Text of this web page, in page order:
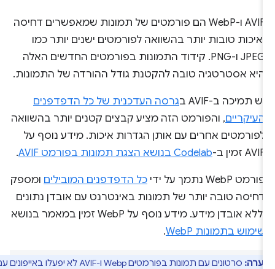
‫AVIF ו-WebP הם פורמטים של תמונות שמאפשרים דחיסה
ואיכות טובות יותר בהשוואה לפורמטים ישנים יותר כמו
JPEG ו-PNG. קידוד התמונות בפורמטים החדשים האלה
היא אסטרטגיה טובה להקטנת גודל ההורדה של התמונות.
יש תמיכה ב-AVIF ב
גרסה העדכנית של כל הדפדפנים
העיקריים, והפורמט הזה מציע קבצים קטנים יותר בהשוואה
לפורמטים אחרים עם אותן הגדרות איכות. מידע נוסף על
AVIF זמין ב-
Codelab בנושא הצגת תמונות בפורמט AVIF .
פורמט WebP נתמך על ידי כל הדפדפנים המוביליםומספק
דחיסה טובה יותר של תמונות באינטרנט עם אובדן נתונים
וללא אובדן מידע. מידע נוסף על WebP זמין במאמר בנושא
שימוש בתמונות WebP
.
סרטונים עם תמונות בפורמטים Webp ו-AVIF לא יפעלו באייפונים עם